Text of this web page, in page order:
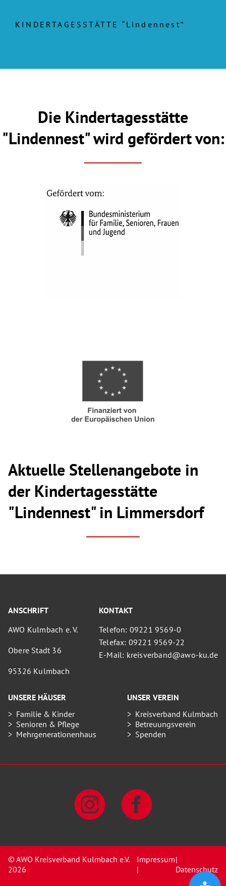
KINDERTAGESSTÄTTE “Lindennest”
Die Kindertagesstätte
"Lindennest" wird gefördert von:
Aktuelle Stellenangebote in
der Kindertagesstätte
"Lindennest" in Limmersdorf
ANSCHRIFT
AWO Kulmbach e. V.
Obere Stadt 36
95326 Kulmbach
KONTAKT
Telefon: 09221 9569-0
Telefax: 09221 9569-22
E-Mail: kreisverband@awo-ku.de
UNSERE HÄUSER
Familie & Kinder
Senioren & Pflege
Mehrgenerationenhaus
UNSER VEREIN
Kreisverband Kulmbach
Betreuungsverein
Spenden
© AWO Kreisverband Kulmbach e.V.
2026
Impressum
|
|
Datenschutz